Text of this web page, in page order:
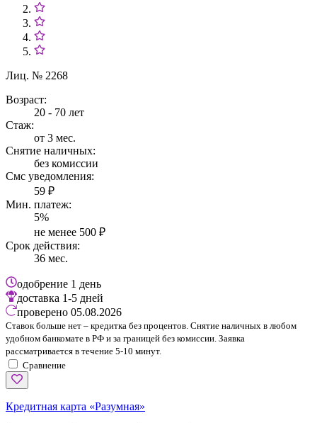
Лиц. № 2268
Возраст:
20 - 70 лет
Стаж:
от 3 мес.
Снятие наличных:
без комиссии
Смс уведомления:
59 ₽
Мин. платеж:
5%
не менее 500 ₽
Срок действия:
36 мес.
одобрение 1 день
доставка 1-5 дней
проверено 05.08.2026
Ставок больше нет – кредитка без процентов. Снятие наличных в любом
удобном банкомате в РФ и за границей без комиссии. Заявка
рассматривается в течение 5-10 минут.
Сравнение
Кредитная карта «Разумная»